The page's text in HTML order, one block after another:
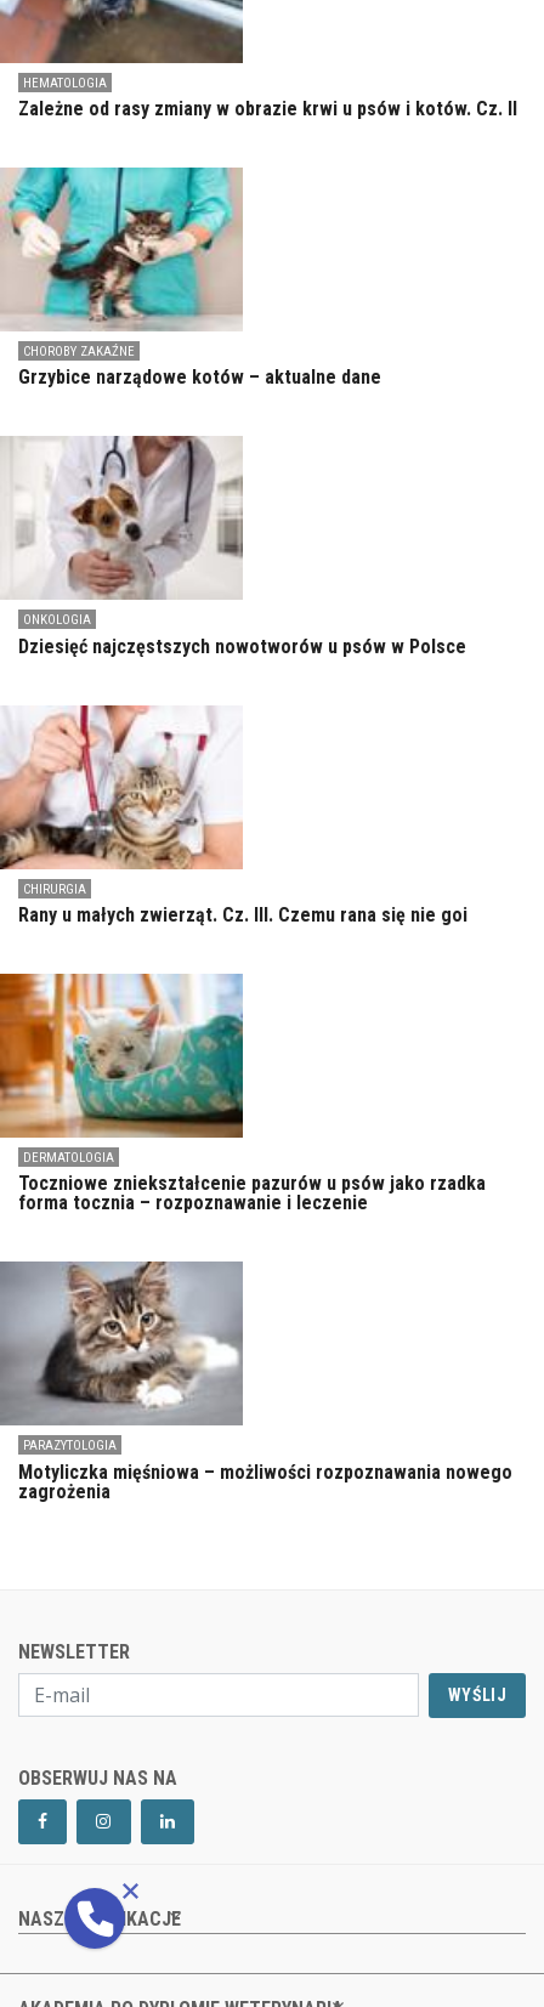
HEMATOLOGIA
Zależne od rasy zmiany w obrazie krwi u psów i kotów. Cz. II
CHOROBY ZAKAŹNE
Grzybice narządowe kotów – aktualne dane
ONKOLOGIA
Dziesięć najczęstszych nowotworów u psów w Polsce
CHIRURGIA
Rany u małych zwierząt. Cz. III. Czemu rana się nie goi
DERMATOLOGIA
Toczniowe zniekształcenie pazurów u psów jako rzadka
forma tocznia – rozpoznawanie i leczenie
PARAZYTOLOGIA
Motyliczka mięśniowa – możliwości rozpoznawania nowego
zagrożenia
NEWSLETTER
WYŚLIJ
OBSERWUJ NAS NA
NASZE PUBLIKACJE